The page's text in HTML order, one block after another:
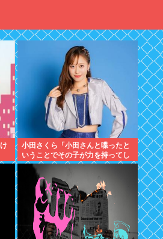
小田さくら「小田さんと喋ったと
いうことでその子が力を持ってし
まわないように、研修生とは喋ら
ないように